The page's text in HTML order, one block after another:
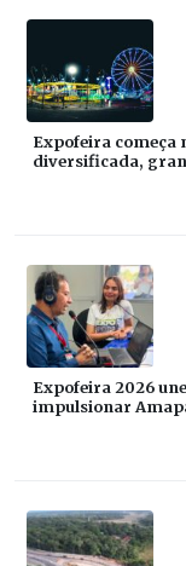
Expofeira começa
diversificada,
Expofeira 2026
impulsionar